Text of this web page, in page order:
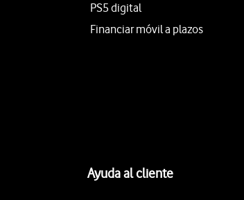
PS5 digital
Financiar móvil a plazos
Ayuda al cliente